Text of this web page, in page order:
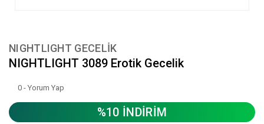
NIGHTLIGHT GECELİK
NIGHTLIGHT 3089 Erotik Gecelik
0 - Yorum Yap
%10 İNDİRİM